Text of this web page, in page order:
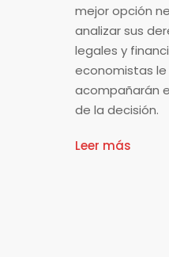
mejor opción
analizar sus
legales y
economistas
acompañarán
de la decisión.
Leer más